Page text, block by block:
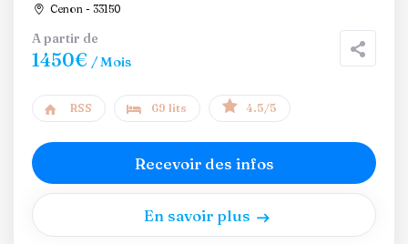
Cenon - 33150
A partir de
1450€ / Mois
RSS 69 lits 4.5/5
Recevoir des infos
En savoir plus